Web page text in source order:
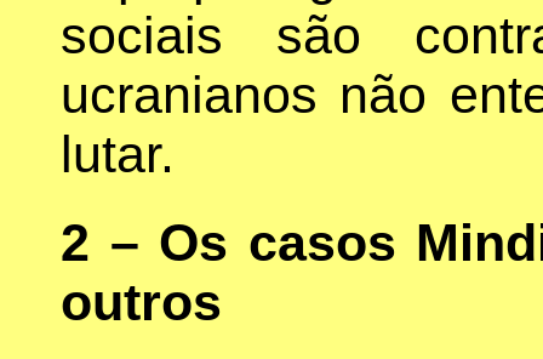
sociais são
ucranianos não
lutar.
2 – Os casos
outros